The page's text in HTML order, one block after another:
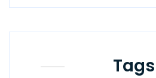
Tags